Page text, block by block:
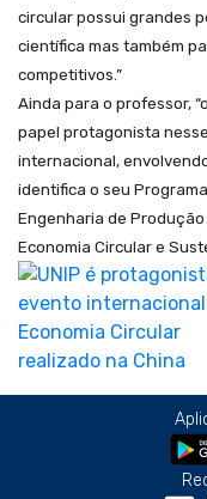
circular possui grandes
científica mas também
competitivos.”
Ainda para o professor,
papel protagonista
internacional,
identifica o seu
Engenharia de
Economia Circular e